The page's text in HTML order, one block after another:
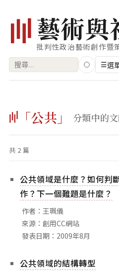
藝術與
批判性政治藝術創作暨
搜
字:
☰選
藝術家
創作類型
專題
索引
關鍵字
標籤雲
相關網站
關於本站
「公共」 分類中的
共 2 篇
公共領域是什麼？如何判
作？下一個難題是什麼？
作者：王珮儀
來源：創用CC網站
發表日期：2009年8月
公共領域的結構轉型